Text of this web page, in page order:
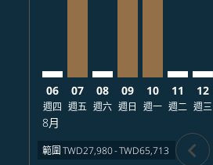
06
週四
8月
07
週五
08
週六
09
週日
10
週一
11
週二
12
週三
範圍TWD27,980-TWD65,713 chevron_left